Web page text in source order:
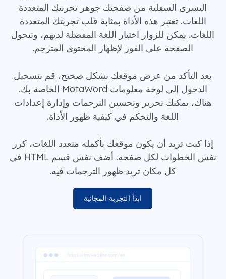
اليسرى السفلية من صفحتك جوهر تجربتك المتعددة
اللغات. تعتبر هذه الأداة بمثابة قلب تجربتك المتعددة
اللغات. يمكن للزوار اختيار اللغة المفضلة لديهم، وتتحول
الصفحة على الفور لإظهار المحتوى المترجم.
بعد التأكد من عرض موقعك بشكل صحيح، قم بتسجيل
الدخول إلى لوحة معلومات MotaWord الخاصة بك.
هناك، يمكنك تحرير وتحسين الترجمات وإدارة إعدادات
اللغة والتحكم في كيفية ظهور الأداة.
إذا كنت تريد أن يكون موقعك بأكمله متعدد اللغات، كرر
نفس الخطوات لكل صفحة. أضف نفس قسم HTML في
كل مكان تريد ظهور الترجمات فيه.
ابدأ التجربة المجانية